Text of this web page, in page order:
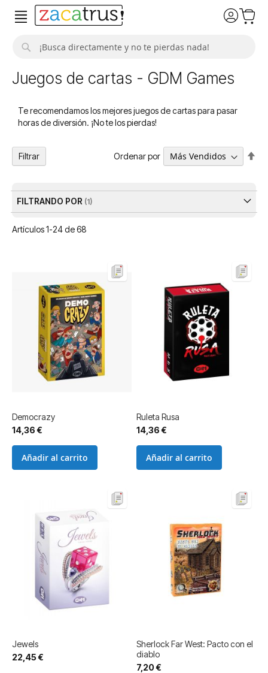
Juegos de cartas - GDM Games
Te recomendamos los mejores juegos de cartas para pasar
horas de diversión. ¡No te los pierdas!
Artículos1-24de68
Ordenar por
Democrazy
14,36 €
Añadir al carrito
Ruleta Rusa
14,36 €
Añadir al carrito
Jewels
22,45 €
Sherlock Far West: Pacto con el
diablo
7,20 €
Filtrar
FILTRANDO POR